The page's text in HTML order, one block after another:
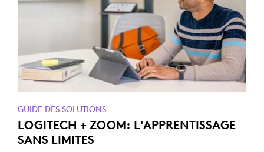
GUIDE DES SOLUTIONS
LOGITECH + ZOOM: L'APPRENTISSAGE
SANS LIMITES